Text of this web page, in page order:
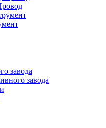
завода
завода